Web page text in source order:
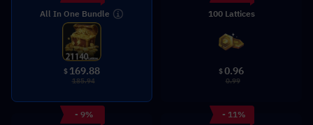
All In One Bundle
$ 169.88
185.94
100 Lattices
$0.96
0.99
- 9%
- 11%